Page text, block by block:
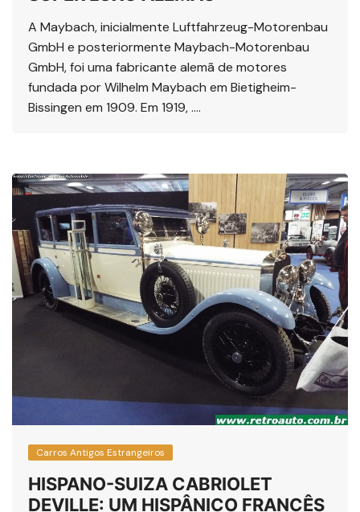
A Maybach, inicialmente Luftfahrzeug-Motorenbau
GmbH e posteriormente Maybach-Motorenbau
GmbH, foi uma fabricante alemã de motores
fundada por Wilhelm Maybach em Bietigheim-
Bissingen em 1909. Em 1919, ….
Carros Antigos Estrangeiros
HISPANO-SUIZA CABRIOLET
DEVILLE: UM HISPÂNICO FRANCÊS